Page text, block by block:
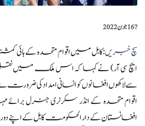
?️16 جون 2022
سچ خبریں:کابل میں اقوام متحدہ کے ہائی
ایچ سی آر) نے کہا کہ اس ملک میں نقل
سے لاکھوں افغانوں کو انسانی امداد کی ضرورت
اقوام متحدہ کے انڈر سکرٹری جنرل
افغانستان کے دار الحکومت کابل کے اپنے